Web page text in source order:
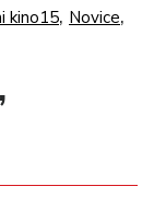
kino15, Novice,